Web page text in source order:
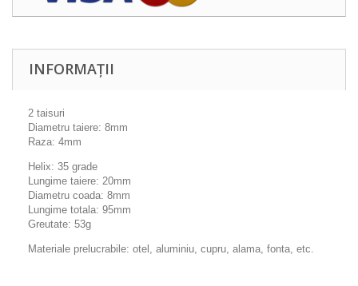
INFORMAȚII
2 taisuri
Diametru taiere: 8mm
Raza: 4mm
Helix: 35 grade
Lungime taiere: 20mm
Diametru coada: 8mm
Lungime totala: 95mm
Greutate: 53g
Materiale prelucrabile: otel, aluminiu, cupru, alama, fonta, etc.